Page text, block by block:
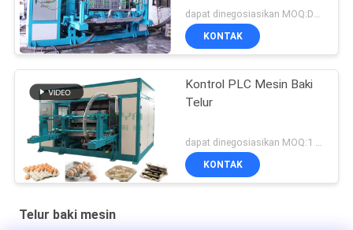
dapat dinegosiasikan MOQ:Dapat dinegosiasikan
KONTAK
Kontrol PLC Mesin Baki
Telur
dapat dinegosiasikan MOQ:1 set
KONTAK
Telur baki mesin